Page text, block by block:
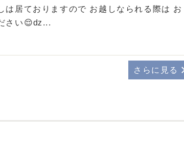
は居ておりますので お越しなられる際は お
さい😌ǳ...
さらに見る